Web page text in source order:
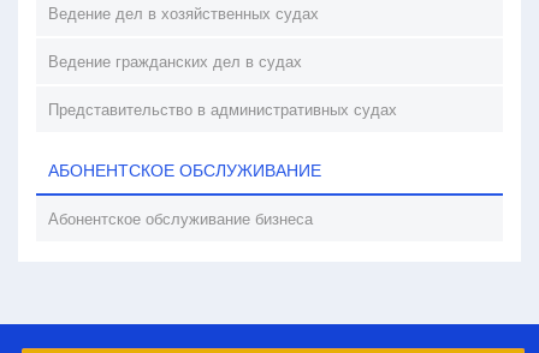
Ведение дел в хозяйственных судах
Ведение гражданских дел в судах
Представительство в административных судах
АБОНЕНТСКОЕ ОБСЛУЖИВАНИЕ
Абонентское обслуживание бизнеса